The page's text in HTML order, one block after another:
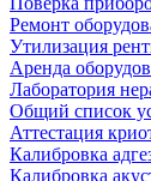
Ремонт
Утилизация
Аренда
Лаборатория
Общий список
Аттестация
Калибровка
Калибровка